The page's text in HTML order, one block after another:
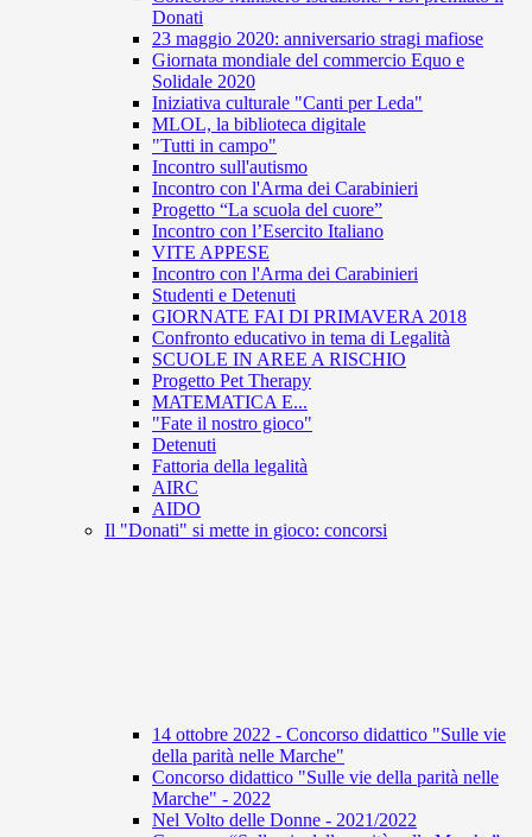
Donati
23 maggio 2020: anniversario stragi mafiose
Giornata mondiale del commercio Equo e
Solidale 2020
Iniziativa culturale "Canti per Leda"
MLOL, la biblioteca digitale
"Tutti in campo"
Incontro sull'autismo
Incontro con l'Arma dei Carabinieri
Progetto “La scuola del cuore”
Incontro con l’Esercito Italiano
VITE APPESE
Incontro con l'Arma dei Carabinieri
Studenti e Detenuti
GIORNATE FAI DI PRIMAVERA 2018
Confronto educativo in tema di Legalità
SCUOLE IN AREE A RISCHIO
Progetto Pet Therapy
MATEMATICA E...
"Fate il nostro gioco"
Detenuti
Fattoria della legalità
AIRC
AIDO
Il "Donati" si mette in gioco: concorsi
14 ottobre 2022 - Concorso didattico "Sulle vie
della parità nelle Marche"
Concorso didattico "Sulle vie della parità nelle
Marche" - 2022
Nel Volto delle Donne - 2021/2022